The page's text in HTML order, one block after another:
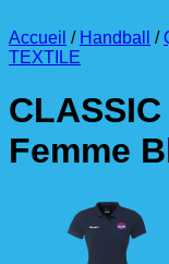
Accueil / Handball /
TEXTILE
Femme